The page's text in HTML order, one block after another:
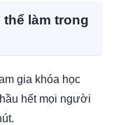
làm trong
gia khóa học
hết mọi người